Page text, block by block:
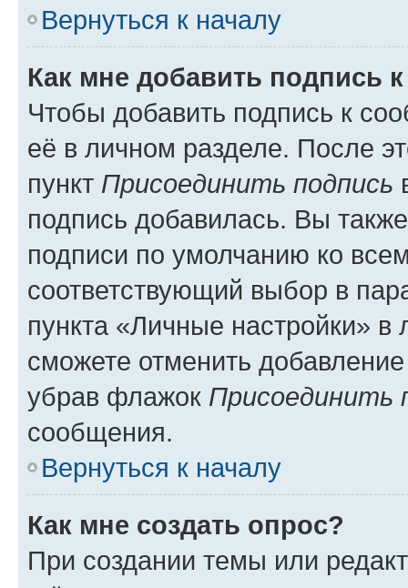
Вернуться к началу
Как мне добавить подпись
Чтобы добавить подпись к
её в личном разделе. После
пункт Присоединить подпись
подпись добавилась. Вы
подписи по умолчанию ко
соответствующий выбор в
пункта «Личные настройки»
сможете отменить
убрав флажок Присоединить
сообщения.
Вернуться к началу
Как мне создать опрос?
При создании темы или